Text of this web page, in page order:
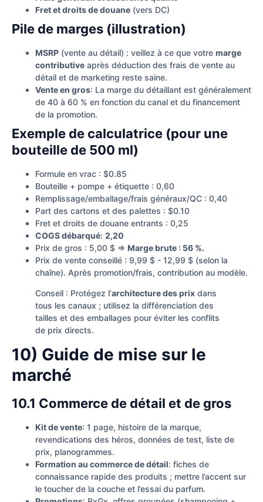
Fret et droits de douane (vers DC)
Pile de marges (illustration)
MSRP (vente au détail) : veillez à ce que votre marge
contributive après déduction des frais de vente au
détail et de marketing reste saine.
Vente en gros: La marge du détaillant est généralement
de 40 à 60 % en fonction du canal et du financement
de la promotion.
Exemple de calculatrice (pour une
bouteille de 500 ml)
Formule en vrac : $0.85
Bouteille + pompe + étiquette : 0,60
Remplissage/emballage/frais généraux/QC : 0,40
Part des cartons et des palettes : $0.10
Fret et droits de douane entrants : 0,25
COGS débarqué: 2,20
Prix de gros : 5,00 $ ⇒ Marge brute : 56 %.
Prix de vente conseillé : 9,99 $ - 12,99 $ (selon la
chaîne). Après promotion/frais, contribution au modèle.
Conseil : Protégez l’architecture des prix dans
tous les canaux ; utilisez la différenciation des
tailles et des emballages pour éviter les conflits
de prix directs.
10) Guide de mise sur le
marché
10.1 Commerce de détail et de gros
Kit de vente: 1 page, histoire de la marque,
revendications des héros, données de test, liste de
prix, planogrammes.
Formation au commerce de détail: fiches de
connaissance rapide des produits ; mettre l’accent sur
le toucher de la couche et l’essai du parfum.